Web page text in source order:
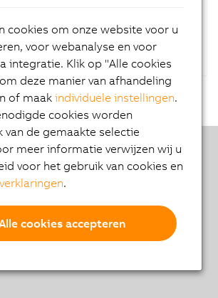
Group
Merelbeke
28
cookies om onze website voor u
voor webanalyse en voor
integratie. Klik op "Alle cookies
deze manier van afhandeling
of maakindividuele instellingen.
cookies worden
van de gemaakte selectie
meer informatie verwijzen wij u
voor het gebruik van cookies en
.
cookies accepteren